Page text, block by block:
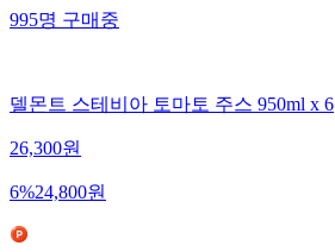
995명구매중
델몬트 스테비아 토마토 주스 950ml x 6
26,300원
6%24,800원